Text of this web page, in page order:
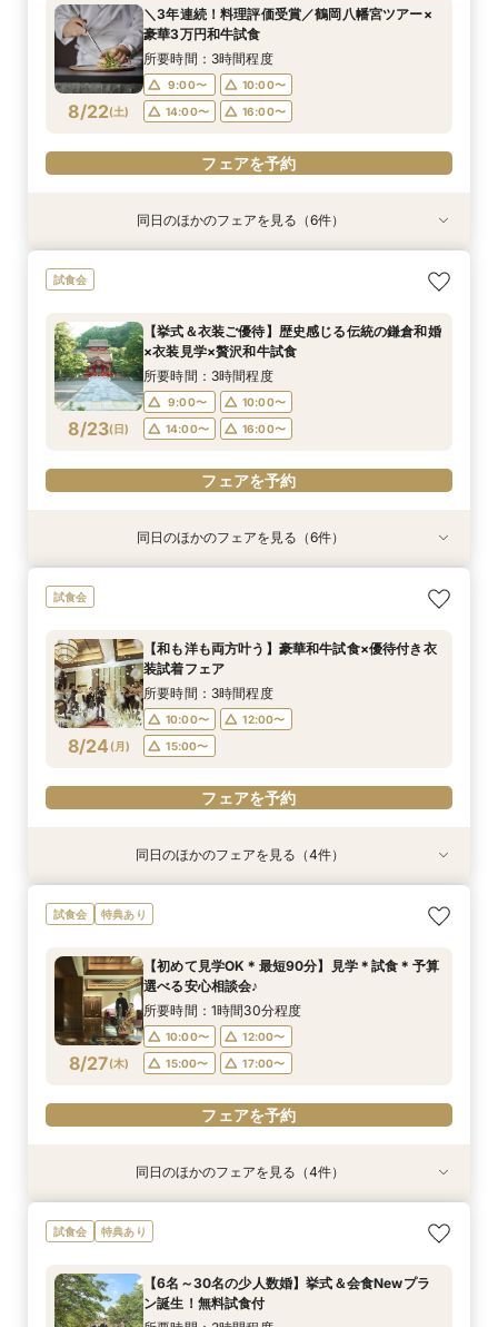
8/21(金)
10:00〜
12:00〜
15:00〜
17:00〜
フェアを予約
8/21(金)
10:00〜
12:00〜
15:00〜
フェアを予約
8/21(金)
10:00〜
12:00〜
15:00〜
17:00〜
フェアを予約
8/21(金)
10:00〜
12:00〜
15:00〜
フェアを予約
8/22(土)
＼3年連続！料理評価受賞／鶴岡八幡宮ツアー×
豪華3万円和牛試食
所要時間：3時間程度
9:00〜
10:00〜
14:00〜
16:00〜
フェアを予約
特典あり
8/22(土)
【6名～30名の少人数婚】挙式＆会食Newプラ
9:00〜
10:00〜
14:00〜
16:00〜
フェアを予約
8/22(土)
【和も洋も両方叶う】豪華和牛試食×優待付き衣
9:00〜
10:00〜
14:00〜
16:00〜
フェアを予約
特典あり
8/22(土)
【八幡宮＆KOTOWAが第一希望の方必見！】特
9:00〜
10:00〜
14:00〜
16:00〜
フェアを予約
特典あり
8/22(土)
【初めての見学にオススメ】安心和婚相談×贅沢
9:00〜
10:00〜
14:00〜
16:00〜
フェアを予約
特典あり
8/22(土)
【気軽に90分】見学＊試食＊見積もり等選べる
9:00〜
10:00〜
14:00〜
16:00〜
フェアを予約
8/22(土)
【タイパ重視！60分で完結◎】オンラインで会
9:30〜
10:00〜
14:00〜
16:00〜
フェアを予約
同日のほかのフェアを見る（6件）
試食会
8/23(日)
【挙式＆衣装ご優待】歴史感じる伝統の鎌倉和婚
×衣装見学×贅沢和牛試食
所要時間：3時間程度
9:00〜
10:00〜
14:00〜
16:00〜
フェアを予約
特典あり
8/23(日)
【初めての見学にオススメ】安心和婚相談×贅沢
9:00〜
14:00〜
16:00〜
フェアを予約
8/23(日)
【6名～30名の少人数婚】挙式＆会食Newプラ
9:00〜
14:00〜
16:00〜
フェアを予約
8/23(日)
【和も洋も両方叶う】豪華和牛試食×優待付き衣
9:00〜
14:00〜
16:00〜
フェアを予約
特典あり
8/23(日)
【八幡宮＆KOTOWAが第一希望の方必見！】特
9:00〜
14:00〜
16:00〜
フェアを予約
特典あり
8/23(日)
【気軽に90分】見学＊試食＊見積もり等選べる
9:00〜
14:00〜
16:00〜
フェアを予約
8/23(日)
【タイパ重視！60分で完結◎】オンラインで会
9:30〜
14:00〜
16:00〜
フェアを予約
同日のほかのフェアを見る（6件）
試食会
8/24 (月)
【和も洋も両方叶う】豪華和牛試食×優待付き衣
装試着フェア
所要時間：3時間程度
10:00〜
12:00〜
15:00〜
フェアを予約
特典あり
8/24(月 )
【初めて見学OK＊最短90分】見学＊試食＊予算
選べる安心相談会♪
10:00〜
12:00〜
15:00〜
17:00〜
フェアを予約
特典あり
8/24(月 )
【6名～30名の少人数婚】挙式＆会食Newプラ
ン誕生！無料試食付
10:00〜
12:00〜
15:00〜
フェアを予約
8/24(月 )
【タイパ重視！60分で完結◎】オンラインで会
場案内＆相談会
10:00〜
12:00〜
15:00〜
17:00〜
フェアを予約
特典あり
8/24(月 )
【八幡宮＆KOTOWAが第一希望の方必見！】特
別ご優待フェア
10:00〜
12:00〜
15:00〜
フェアを予約
同日のほかのフェアを見る（4件）
試食会 特典あり
8/27(木)
【初めて見学OK＊最短90分】見学＊試食＊予算
選べる安心相談会♪
所要時間：1時間30分程度
10:00〜
12:00〜
15:00〜
17:00〜
フェアを予約
特典あり
(木)
【和も洋も両方叶う】豪華和牛試食×優待付き衣
裳見学フェア
10:00〜
12:00〜
15:00〜
特典あり
(木)
【6名～30名の少人数婚】挙式＆会食Newプラ
ン誕生！無料試食付
10:00〜
12:00〜
15:00〜
(木)
【タイパ重視！60分で完結◎】オンラインで会
場案内＆相談会
10:00〜
12:00〜
15:00〜
17:00〜
特典あり
(木)
【八幡宮＆KOTOWAが第一希望の方必見！】特
別ご優待フェア
10:00〜
12:00〜
15:00〜
同日のほかのフェアを見る（4件）
試食会 特典あり
【6名～30名の少人数婚】挙式＆会食Newプラ
ン誕生！無料試食付